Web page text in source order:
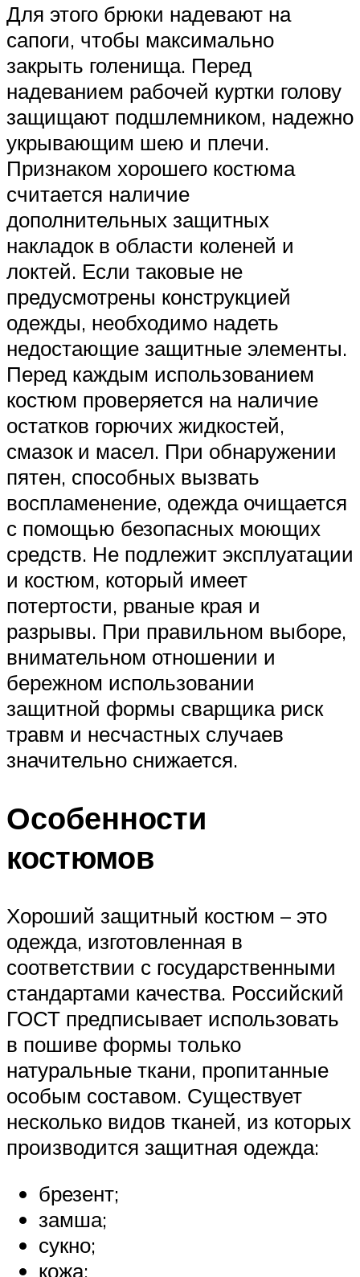
Для этого брюки надевают на
сапоги, чтобы максимально
закрыть голенища. Перед
надеванием рабочей куртки голову
защищают подшлемником, надежно
укрывающим шею и плечи.
Признаком хорошего костюма
считается наличие
дополнительных защитных
накладок в области коленей и
локтей. Если таковые не
предусмотрены конструкцией
одежды, необходимо надеть
недостающие защитные элементы.
Перед каждым использованием
костюм проверяется на наличие
остатков горючих жидкостей,
смазок и масел. При обнаружении
пятен, способных вызвать
воспламенение, одежда очищается
с помощью безопасных моющих
средств. Не подлежит эксплуатации
и костюм, который имеет
потертости, рваные края и
разрывы. При правильном выборе,
внимательном отношении и
бережном использовании
защитной формы сварщика риск
травм и несчастных случаев
значительно снижается.
Особенности
костюмов
Хороший защитный костюм – это
одежда, изготовленная в
соответствии с государственными
стандартами качества. Российский
ГОСТ предписывает использовать
в пошиве формы только
натуральные ткани, пропитанные
особым составом. Существует
несколько видов тканей, из которых
производится защитная одежда:
брезент;
замша;
сукно;
кожа;